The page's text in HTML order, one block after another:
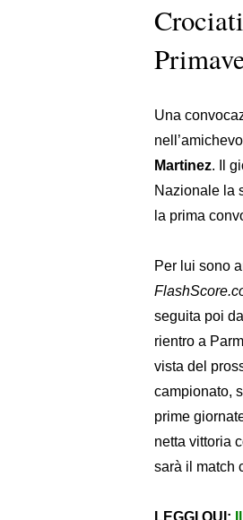
Una
Martinez. Il
Nazionale la
la prima
Per lui sono
seguita poi
rientro a
vista del
campionato,
prime
netta vittoria
sarà il match
LEGGI QUI: